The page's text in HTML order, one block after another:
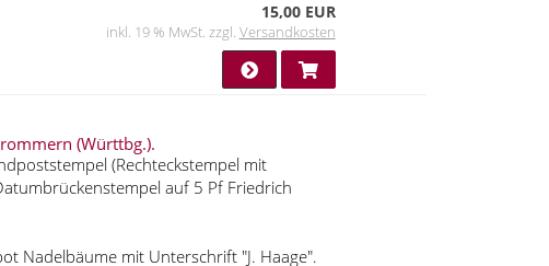
15,00 EUR
inkl. 19 % MwSt. zzgl. Versandkosten
(Württbg.).
(Rechteckstempel mit
auf 5 Pf Friedrich
Nadelbäume mit Unterschrift "J. Haage".